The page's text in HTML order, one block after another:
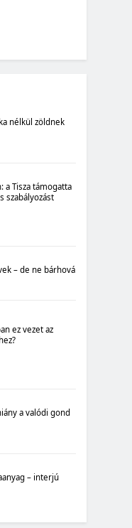
ÉVRŐL
nélkül zöldnek
a Tisza támogatta
szabályozást
– de ne bárhová
ez vezet az
a valódi gond
– interjú